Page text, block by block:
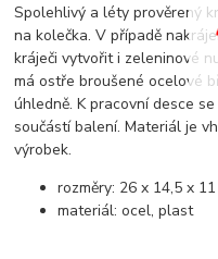
Spolehlivý a léty prověrený
na kolečka. V případě
kráječi vytvořit i zeleninové
má ostře broušené ocelové
úhledně. K pracovní desce
součástí balení. Materiál je
výrobek.
rozměry: 26 x 14,5 x
materiál: ocel, plast